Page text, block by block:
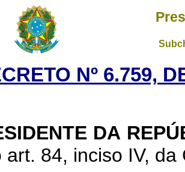
Nº 6.759,
DA
art. 84, inciso IV,